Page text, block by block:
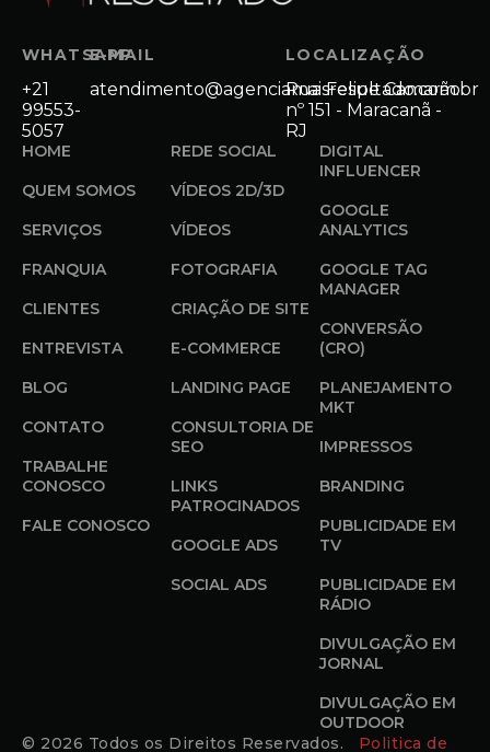
WHATSAPP
+21
99553-
5057
E-MAIL
atendimento@agenciamaisresultado.com.br
LOCALIZAÇÃO
Rua Felipe Camarão
nº 151 - Maracanã -
RJ
HOME
QUEM SOMOS
SERVIÇOS
FRANQUIA
CLIENTES
ENTREVISTA
BLOG
CONTATO
TRABALHE
CONOSCO
FALE CONOSCO
REDE SOCIAL
VÍDEOS 2D/3D
VÍDEOS
FOTOGRAFIA
CRIAÇÃO DE SITE
E-COMMERCE
LANDING PAGE
CONSULTORIA DE
SEO
LINKS
PATROCINADOS
GOOGLE ADS
SOCIAL ADS
DIGITAL
INFLUENCER
GOOGLE
ANALYTICS
GOOGLE TAG
MANAGER
CONVERSÃO
(CRO)
PLANEJAMENTO
MKT
IMPRESSOS
BRANDING
PUBLICIDADE EM
TV
PUBLICIDADE EM
RÁDIO
DIVULGAÇÃO EM
JORNAL
DIVULGAÇÃO EM
OUTDOOR
© 2026 Todos os Direitos Reservados. Politica de